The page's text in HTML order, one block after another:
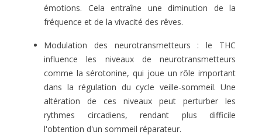
émotions. Cela entraîne une diminution de la
fréquence et de la vivacité des rêves.
Modulation des neurotransmetteurs : le THC
influence les niveaux de neurotransmetteurs
comme la sérotonine, qui joue un rôle important
dans la régulation du cycle veille-sommeil. Une
altération de ces niveaux peut perturber les
rythmes circadiens, rendant plus difficile
l'obtention d'un sommeil réparateur.